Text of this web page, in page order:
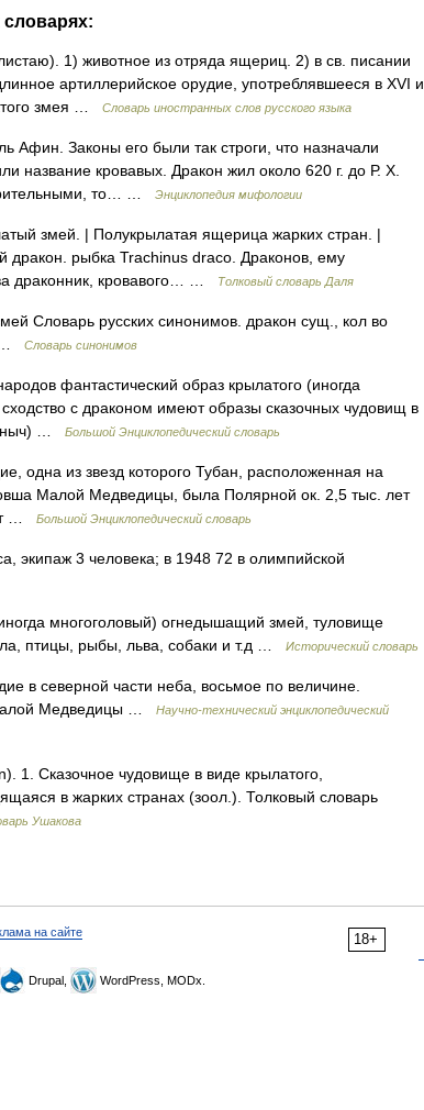
1) животное из отряда ящериц. 2) в св. писании
артиллерийское орудие, употреблявшееся в XVI и
змея …
Словарь иностранных слов русского языка
Законы его были так строги, что назначали
название кровавых. Дракон жил около 620 г. до Р. X.
то… …
Энциклопедия мифологии
змей. | Полукрылатая ящерица жарких стран. |
дракон. рыбка Trachinus draco. Драконов, ему
драконник, кровавого… …
Толковый словарь Даля
Словарь русских синонимов. дракон сущ., кол во
…
Словарь синонимов
фантастический образ крылатого (иногда
с драконом имеют образы сказочных чудовищ в
…
Большой Энциклопедический словарь
одна из звезд которого Тубан, расположенная на
Малой Медведицы, была Полярной ок. 2,5 тыс. лет
…
Большой Энциклопедический словарь
экипаж 3 человека; в 1948 72 в олимпийской
многоголовый) огнедышащий змей, туловище
птицы, рыбы, льва, собаки и т.д …
Исторический словарь
в северной части неба, восьмое по величине.
Медведицы …
Научно-технический энциклопедический
Сказочное чудовище в виде крылатого,
в жарких странах (зоол.). Толковый словарь
Ушакова
18+
на сайте
Drupal, WordPress, MODx.